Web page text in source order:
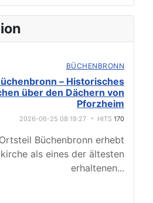
BÜCHENBRONN
– Historisches
über den Dächern von
Pforzheim
2026-06-25 08:19:27 HITS 170
Büchenbronn erhebt
als eines der ältesten
erhaltenen...